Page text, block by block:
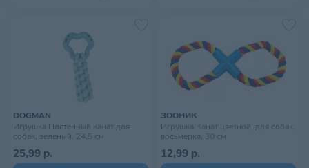
DOGMAN
Игрушка Плетенный канат для
собак, зеленый, 24,5 см
25,99 р.
ЗООНИК
Игрушка Канат цветной, для собак,
восьмерка, 30 см
12,99 р.